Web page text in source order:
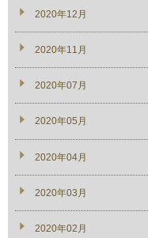
2020年12月
2020年11月
2020年07月
2020年05月
2020年04月
2020年03月
2020年02月